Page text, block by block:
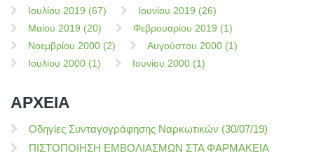
Ιουλίου 2019 (67)
Ιουνίου 2019 (26)
Μαίου 2019 (20)
Φεβρουαρίου 2019 (1)
Νοεμβρίου 2000 (2)
Αυγούστου 2000 (1)
Ιουλίου 2000 (1)
Ιουνίου 2000 (1)
ΑΡΧΕΙΑ
Οδηγίες Συνταγογράφησης Ναρκωτικών (30/07/19)
ΠΙΣΤΟΠΟΙΗΣΗ ΕΜΒΟΛΙΑΣΜΩΝ ΣΤΑ ΦΑΡΜΑΚΕΙΑ